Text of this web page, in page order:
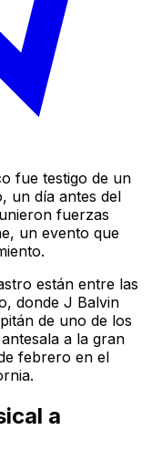
fue testigo de un
un día antes del
fuerzas
un evento que
están entre las
donde J Balvin
de uno de los
a la gran
febrero en el
a